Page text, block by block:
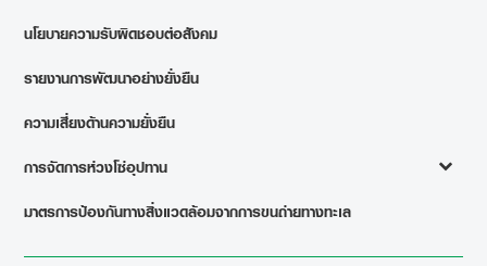
นโยบายความรับผิดชอบต่อสังคม
รายงานการพัฒนาอย่างยั่งยืน
ความเสี่ยงด้านความยั่งยืน
การจัดการห่วงโซ่อุปทาน
มาตรการป้องกันทางสิ่งแวดล้อมจากการขนถ่ายทางทะเล